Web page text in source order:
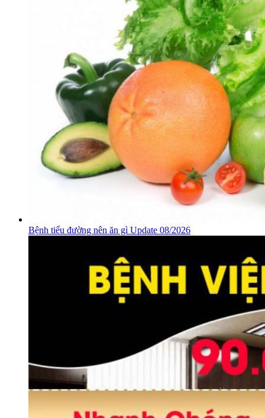
Bệnh tiểu đường nên ăn gì Update 08/2026